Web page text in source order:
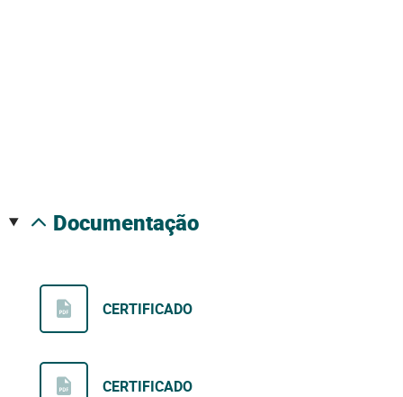
documentação
CERTIFICADO
CERTIFICADO